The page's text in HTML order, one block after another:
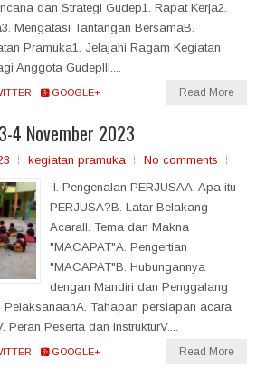
dan Strategi Gudep1. Rapat Kerja2.
Mengatasi Tantangan BersamaB.
Pramuka1. Jelajahi Ragam Kegiatan
Anggota GudepIII....
GOOGLE+ Read More
4 November 2023
kegiatan pramuka
No comments
I. Pengenalan PERJUSAA. Apa itu
PERJUSA?B. Latar Belakang
AcaraII. Tema dan Makna
"MACAPAT"A. Pengertian
"MACAPAT"B. Hubungannya
dengan Mandiri dan Penggalang
PelaksanaanA. Tahapan persiapan acara
Peserta dan InstrukturV....
GOOGLE+ Read More